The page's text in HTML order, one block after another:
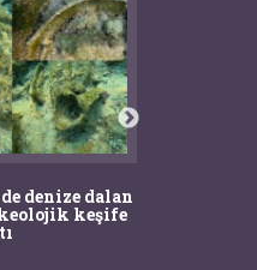
denize dalan
keşife